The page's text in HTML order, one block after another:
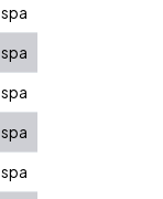
spa
spa
spa
spa
spa